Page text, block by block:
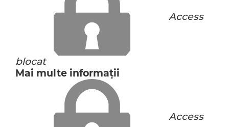
Access
blocat
Mai multe informaţii
Access